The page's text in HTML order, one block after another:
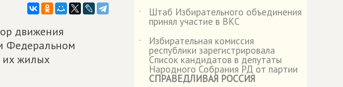
движения
Федеральном
их жилых
˙ Штаб Избирательного объединения
принял участие в ВКС
˙
Избирательная комиссия
республики зарегистрировала
Список кандидатов в депутаты
Народного Собрания РД от партии
СПРАВЕДЛИВАЯ РОССИЯ